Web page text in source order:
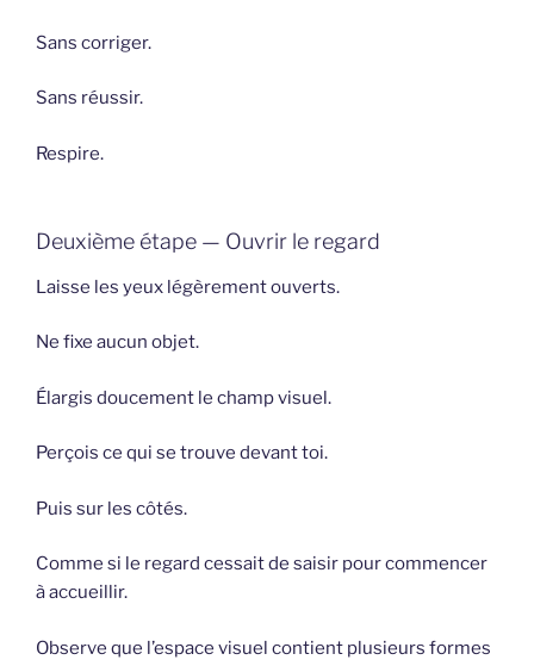
Sans corriger.
Sans réussir.
Respire.
Deuxième étape — Ouvrir le regard
Laisse les yeux légèrement ouverts.
Ne fixe aucun objet.
Élargis doucement le champ visuel.
Perçois ce qui se trouve devant toi.
Puis sur les côtés.
Comme si le regard cessait de saisir pour commencer
à accueillir.
Observe que l’espace visuel contient plusieurs formes